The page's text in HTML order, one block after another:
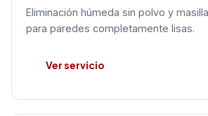
Eliminación húmeda sin polvo y
para paredes completamente lisas.
Ver servicio